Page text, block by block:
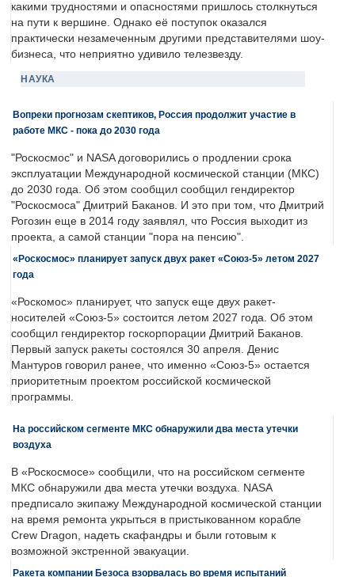
какими трудностями и опасностями пришлось столкнуться
на пути к вершине. Однако её поступок оказался
практически незамеченным другими представителями шоу-
бизнеса, что неприятно удивило телезвезду.
НАУКА
Вопреки прогнозам скептиков, Россия продолжит участие в
работе МКС - пока до 2030 года
"Роскосмос" и NASA договорились о продлении срока
эксплуатации Международной космической станции (МКС)
до 2030 года. Об этом сообщил сообщил гендиректор
"Роскосмоса" Дмитрий Баканов. И это при том, что Дмитрий
Рогозин еще в 2014 году заявлял, что Россия выходит из
проекта, а самой станции "пора на пенсию".
«Роскосмос» планирует запуск двух ракет «Союз-5» летом 2027
года
«Роскомос» планирует, что запуск еще двух ракет-
носителей «Союз-5» состоится летом 2027 года. Об этом
сообщил гендиректор госкорпорации Дмитрий Баканов.
Первый запуск ракеты состоялся 30 апреля. Денис
Мантуров говорил ранее, что именно «Союз-5» остается
приоритетным проектом российской космической
программы.
На российском сегменте МКС обнаружили два места утечки
воздуха
В «Роскосмосе» сообщили, что на российском сегменте
МКС обнаружили два места утечки воздуха. NASA
предписало экипажу Международной космической станции
на время ремонта укрыться в пристыкованном корабле
Crew Dragon, надеть скафандры и были готовым к
возможной экстренной эвакуации.
Ракета компании Безоса взорвалась во время испытаний